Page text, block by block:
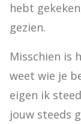
hebt
gezien.
Misschien is
weet wie je
eigen ik
jouw steeds